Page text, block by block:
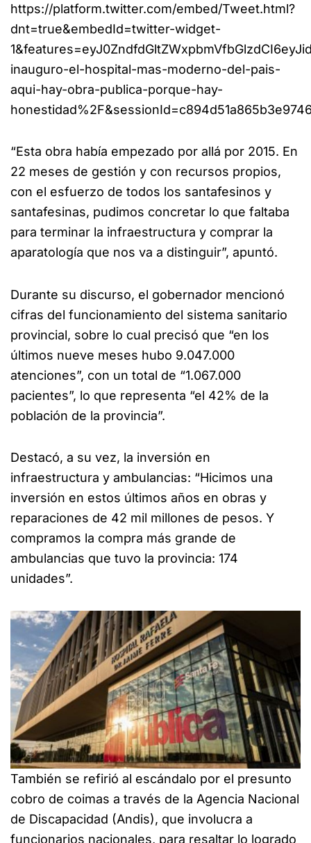
https://platform.twitter.com/embed/Tweet.html?
dnt=true&embedId=twitter-widget-
inauguro-el-hospital-mas-moderno-del-pais-
aqui-hay-obra-publica-porque-hay-
“Esta obra había empezado por allá por 2015. En
22 meses de gestión y con recursos propios,
con el esfuerzo de todos los santafesinos y
santafesinas, pudimos concretar lo que faltaba
para terminar la infraestructura y comprar la
aparatología que nos va a distinguir”, apuntó.
Durante su discurso, el gobernador mencionó
cifras del funcionamiento del sistema sanitario
provincial, sobre lo cual precisó que “en los
últimos nueve meses hubo 9.047.000
atenciones”, con un total de “1.067.000
pacientes”, lo que representa “el 42% de la
población de la provincia”.
Destacó, a su vez, la inversión en
infraestructura y ambulancias: “Hicimos una
inversión en estos últimos años en obras y
reparaciones de 42 mil millones de pesos. Y
compramos la compra más grande de
ambulancias que tuvo la provincia: 174
unidades”.
También se refirió al escándalo por el presunto
cobro de coimas a través de la Agencia Nacional
de Discapacidad (Andis), que involucra a
funcionarios nacionales, para resaltar lo logrado